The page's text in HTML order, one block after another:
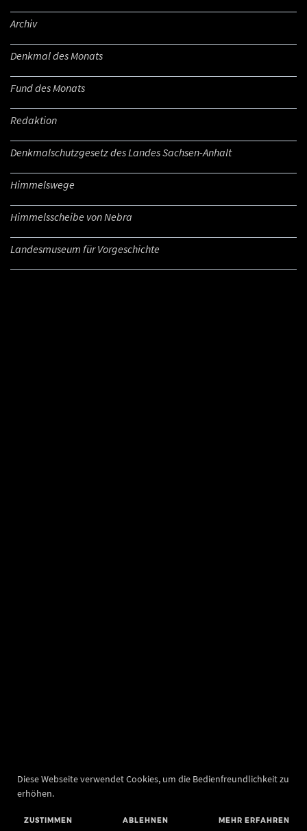
Diese Webseite verwendet Cookies, um die Bedienfreundlichkeit zu
erhöhen.
ZUSTIMMEN ABLEHNEN MEHR ERFAHREN
Archiv
Denkmal des Monats
Fund des Monats
Redaktion
Denkmalschutzgesetz des Landes Sachsen-Anhalt
Himmelswege
Himmelsscheibe von Nebra
Landesmuseum für Vorgeschichte